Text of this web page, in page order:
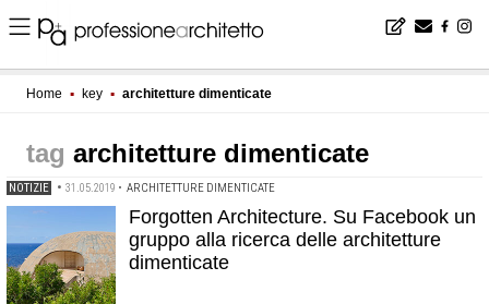
Home ▪ key ▪ architetture dimenticate
architetture dimenticate
NOTIZIE • 31.05.2019 • ARCHITETTURE DIMENTICATE
Forgotten Architecture. Su Facebook un
gruppo alla ricerca delle architetture
dimenticate